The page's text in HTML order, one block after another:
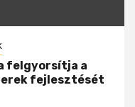
felgyorsítja a
fejlesztését